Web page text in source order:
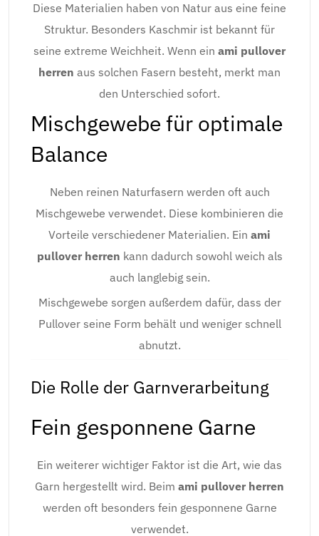
Diese Materialien haben von Natur aus eine feine
Struktur. Besonders Kaschmir ist bekannt für
seine extreme Weichheit. Wenn ein ami pullover
herren aus solchen Fasern besteht, merkt man
den Unterschied sofort.
Mischgewebe für optimale
Balance
Neben reinen Naturfasern werden oft auch
Mischgewebe verwendet. Diese kombinieren die
Vorteile verschiedener Materialien. Ein ami
pullover herren kann dadurch sowohl weich als
auch langlebig sein.
Mischgewebe sorgen außerdem dafür, dass der
Pullover seine Form behält und weniger schnell
abnutzt.
Die Rolle der Garnverarbeitung
Fein gesponnene Garne
Ein weiterer wichtiger Faktor ist die Art, wie das
Garn hergestellt wird. Beim ami pullover herren
werden oft besonders fein gesponnene Garne
verwendet.